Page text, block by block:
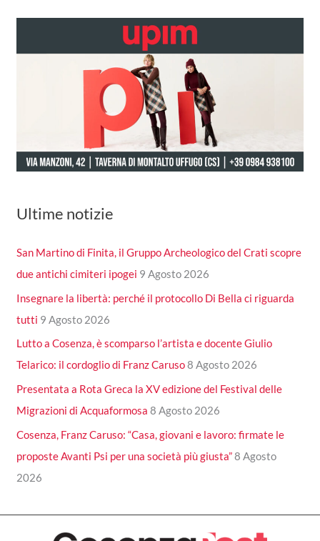
Ultime notizie
San Martino di Finita, il Gruppo Archeologico del Crati scopre
due antichi cimiteri ipogei 9 Agosto 2026
Insegnare la libertà: perché il protocollo Di Bella ci riguarda
tutti 9 Agosto 2026
Lutto a Cosenza, è scomparso l’artista e docente Giulio
Telarico: il cordoglio di Franz Caruso8 Agosto 2026
Presentata a Rota Greca la XV edizione del Festival delle
Migrazioni di Acquaformosa 8 Agosto 2026
Cosenza, Franz Caruso: “Casa, giovani e lavoro: firmate le
proposte Avanti Psi per una società più giusta”8 Agosto
2026